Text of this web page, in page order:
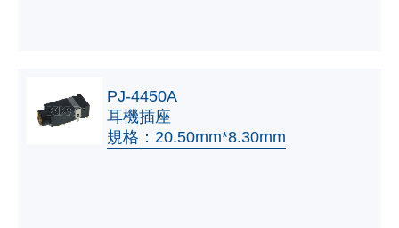
PJ-4450A
耳機插座
規格：20.50mm*8.30mm